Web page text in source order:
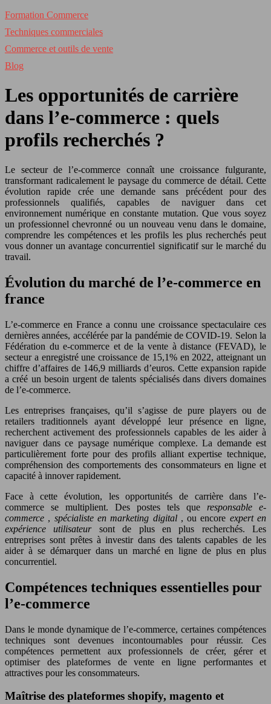
Formation Commerce
Techniques commerciales
Commerce et outils de vente
Blog
Les opportunités de carrière
dans l’e-commerce : quels
profils recherchés ?
Le secteur de l’e-commerce connaît une croissance fulgurante,
transformant radicalement le paysage du commerce de détail. Cette
évolution rapide crée une demande sans précédent pour des
professionnels qualifiés, capables de naviguer dans cet
environnement numérique en constante mutation. Que vous soyez
un professionnel chevronné ou un nouveau venu dans le domaine,
comprendre les compétences et les profils les plus recherchés peut
vous donner un avantage concurrentiel significatif sur le marché du
travail.
Évolution du marché de l’e-commerce en
france
L’e-commerce en France a connu une croissance spectaculaire ces
dernières années, accélérée par la pandémie de COVID-19. Selon la
Fédération du e-commerce et de la vente à distance (FEVAD), le
secteur a enregistré une croissance de 15,1% en 2022, atteignant un
chiffre d’affaires de 146,9 milliards d’euros. Cette expansion rapide
a créé un besoin urgent de talents spécialisés dans divers domaines
de l’e-commerce.
Les entreprises françaises, qu’il s’agisse de pure players ou de
retailers traditionnels ayant développé leur présence en ligne,
recherchent activement des professionnels capables de les aider à
naviguer dans ce paysage numérique complexe. La demande est
particulièrement forte pour des profils alliant expertise technique,
compréhension des comportements des consommateurs en ligne et
capacité à innover rapidement.
Face à cette évolution, les opportunités de carrière dans l’e-
commerce se multiplient. Des postes tels que responsable e-
commerce , spécialiste en marketing digital , ou encore expert en
expérience utilisateur sont de plus en plus recherchés. Les
entreprises sont prêtes à investir dans des talents capables de les
aider à se démarquer dans un marché en ligne de plus en plus
concurrentiel.
Compétences techniques essentielles pour
l’e-commerce
Dans le monde dynamique de l’e-commerce, certaines compétences
techniques sont devenues incontournables pour réussir. Ces
compétences permettent aux professionnels de créer, gérer et
optimiser des plateformes de vente en ligne performantes et
attractives pour les consommateurs.
Maîtrise des plateformes shopify, magento et